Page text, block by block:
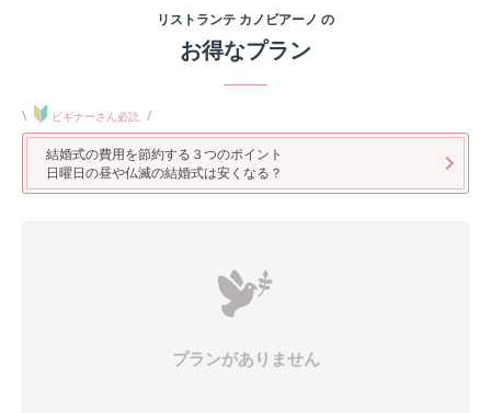
リストランテ カノビアーノ の
お得なプラン
\ ビギナーさん必読 /
結婚式の費用を節約する３つのポイント
日曜日の昼や仏滅の結婚式は安くなる？
プランがありません